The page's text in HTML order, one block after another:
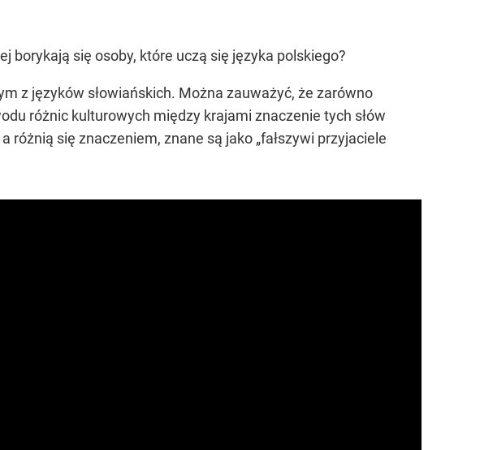
borykają się osoby, które uczą się języka polskiego?
z języków słowiańskich. Można zauważyć, że zarówno
różnic kulturowych między krajami znaczenie tych słów
różnią się znaczeniem, znane są jako „fałszywi przyjaciele